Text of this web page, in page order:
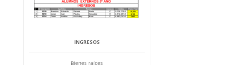
INGRESOS
Bienes raíces